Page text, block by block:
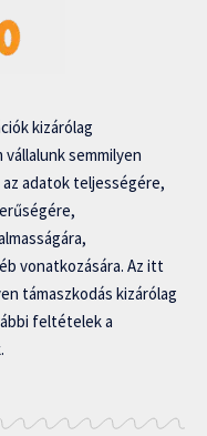
kizárólag
semmilyen
adatok teljességére,
vonatkozására. Az itt
támaszkodás kizárólag
feltételek a